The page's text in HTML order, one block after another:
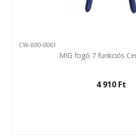
CW-690-0061
MIG fogó 7 funkciós
4 910 Ft‎